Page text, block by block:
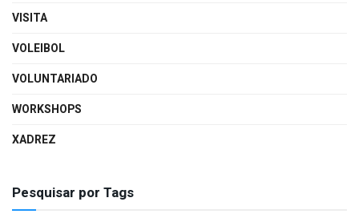
VISITA
VOLEIBOL
VOLUNTARIADO
WORKSHOPS
XADREZ
Pesquisar por Tags